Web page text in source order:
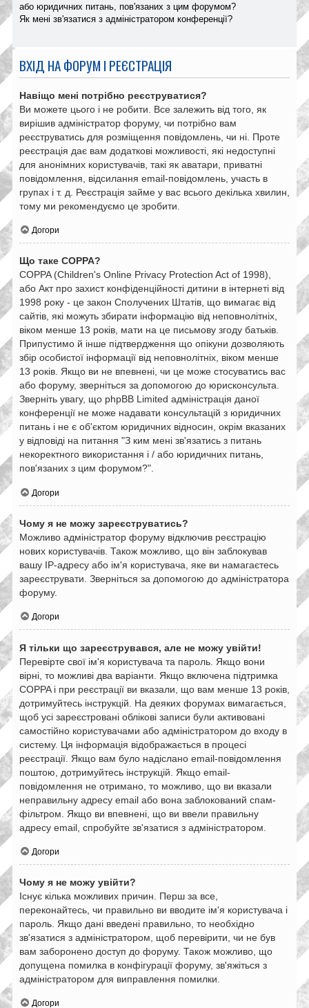
або юридичних питань, пов'язаних з цим форумом?
Як мені зв'язатися з адміністратором конференції?
ВХІД НА ФОРУМ І РЕЄСТРАЦІЯ
Навіщо мені потрібно реєструватися?
Ви можете цього і не робити. Все залежить від того, як
вирішив адміністратор форуму, чи потрібно вам
реєструватись для розміщення повідомлень, чи ні. Проте
реєстрація дає вам додаткові можливості, які недоступні
для анонімних користувачів, такі як аватари, приватні
повідомлення, відсилання email-повідомлень, участь в
групах і т. д. Реєстрація займе у вас всього декілька хвилин,
тому ми рекомендуємо це зробити.
Догори
Що таке COPPA?
COPPA (Children's Online Privacy Protection Act of 1998),
або Акт про захист конфіденційності дитини в інтернеті від
1998 року - це закон Сполучених Штатів, що вимагає від
сайтів, які можуть збирати інформацію від неповнолітніх,
віком менше 13 років, мати на це письмову згоду батьків.
Припустимо й інше підтвердження що опікуни дозволяють
збір особистої інформації від неповнолітніх, віком менше
13 років. Якщо ви не впевнені, чи це може стосуватись вас
або форуму, зверніться за допомогою до юрисконсульта.
Зверніть увагу, що phpBB Limited адміністрація даної
конференції не може надавати консультацій з юридичних
питань і не є об'єктом юридичних відносин, окрім вказаних
у відповіді на питання "З ким мені зв'язатись з питань
некоректного використання і / або юридичних питань,
пов'язаних з цим форумом?".
Догори
Чому я не можу зареєструватись?
Можливо адміністратор форуму відключив реєстрацію
нових користувачів. Також можливо, що він заблокував
вашу IP-адресу або ім'я користувача, яке ви намагаєтесь
зареєструвати. Зверніться за допомогою до адміністратора
форуму.
Догори
Я тільки що зареєструвався, але не можу увійти!
Перевірте свої ім'я користувача та пароль. Якщо вони
вірні, то можливі два варіанти. Якщо включена підтримка
COPPA і при реєстрації ви вказали, що вам менше 13 років,
дотримуйтесь інструкцій. На деяких форумах вимагається,
щоб усі зареєстровані облікові записи були активовані
самостійно користувачами або адміністратором до входу в
систему. Ця інформація відображається в процесі
реєстрації. Якщо вам було надіслано email-повідомлення
поштою, дотримуйтесь інструкцій. Якщо email-
повідомлення не отримано, то можливо, що ви вказали
неправильну адресу email або вона заблокований спам-
фільтром. Якщо ви впевнені, що ви ввели правильну
адресу email, спробуйте зв'язатися з адміністратором.
Догори
Чому я не можу увійти?
Існує кілька можливих причин. Перш за все,
переконайтесь, чи правильно ви вводите ім'я користувача і
пароль. Якщо дані введені правильно, то необхідно
зв'язатися з адміністратором, щоб перевірити, чи не був
вам заборонено доступ до форуму. Також можливо, що
допущена помилка в конфігурації форуму, зв'яжіться з
адміністратором для виправлення помилки.
Догори